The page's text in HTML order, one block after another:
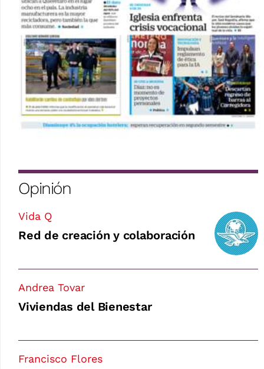
Opinión
Vida Q
Red de creación y colaboración
Andrea Tovar
Viviendas del Bienestar
Francisco Flores